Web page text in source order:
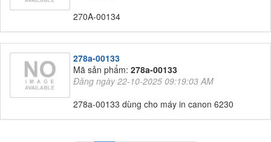
270A-00134
278a-00133
Mã sản phẩm: 278a-00133
Đăng ngày 22-10-2025 09:19:03 AM
278a-00133 dùng cho máy in canon 6230